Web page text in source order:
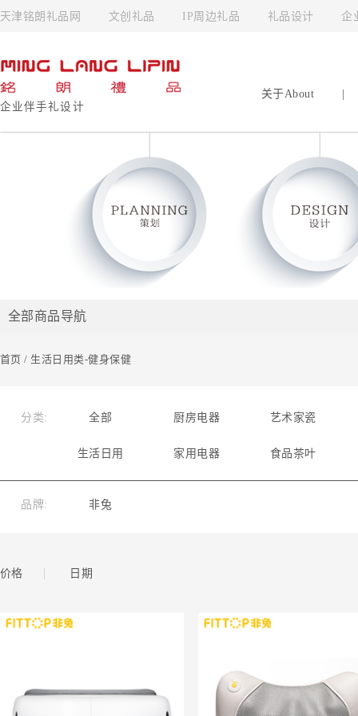
天津铭朗礼品网 文创礼品 IP周边礼品 礼品设计 企
企业伴手礼设计
关于About
全部商品导航
首页 / 生活日用类-健身保健
分类: 全部 厨房电器 艺术家瓷
生活日用 家用电器 食品茶叶
品牌: 非兔
价格 | 日期